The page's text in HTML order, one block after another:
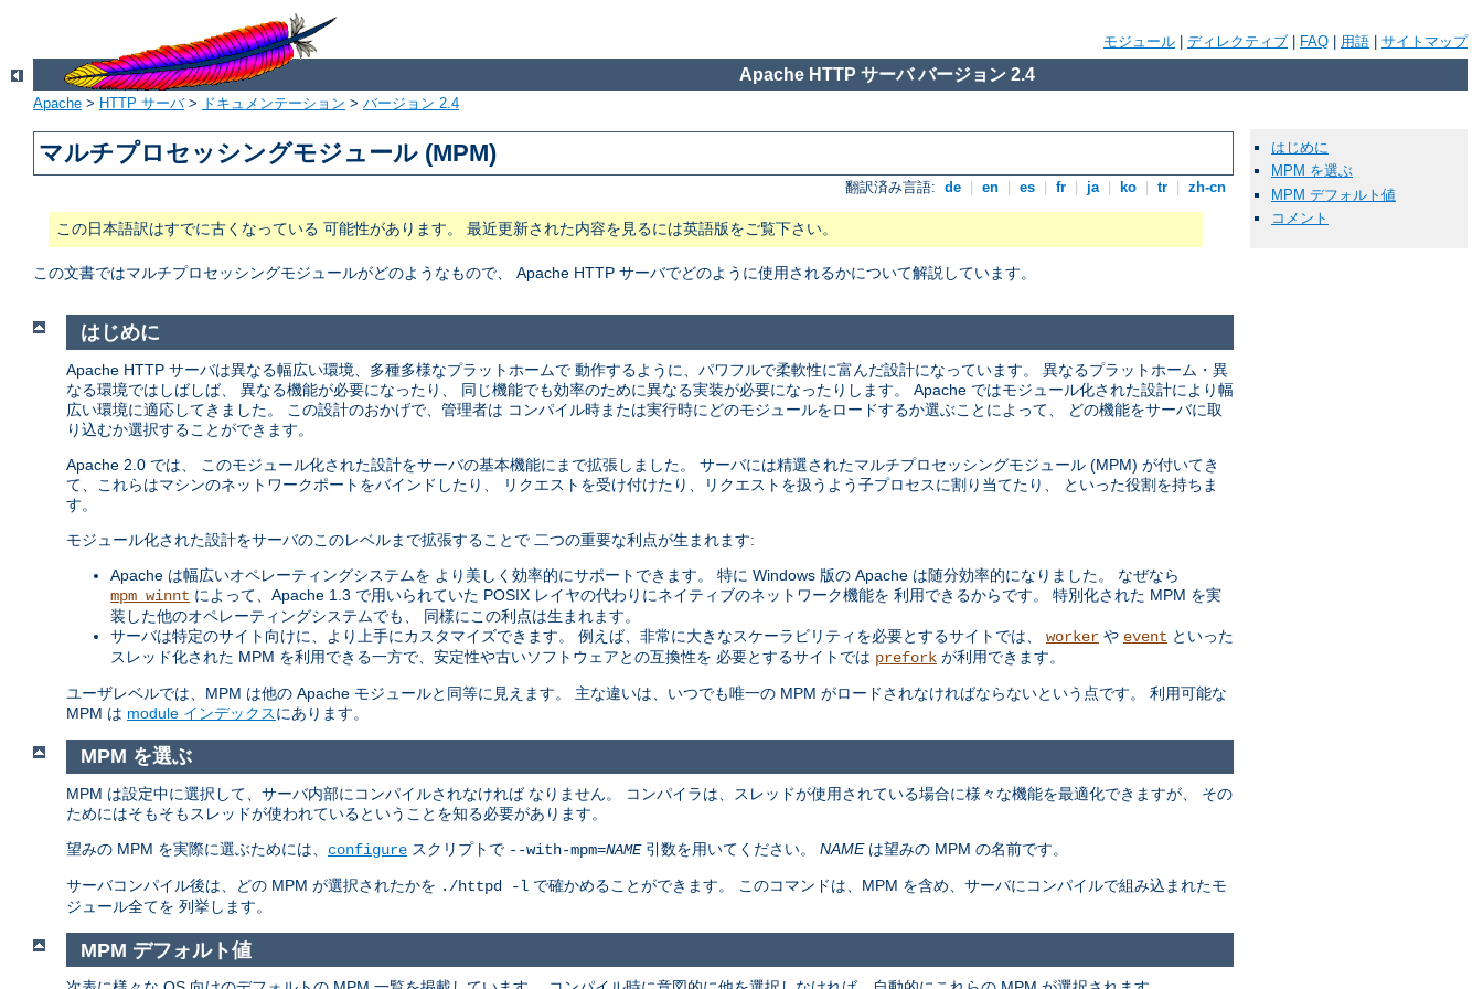
モジュール ディレクティブ FAQ 用語 サイトマップ
Apache HTTP サーバ バージョン 2.4
Apache > HTTP サーバ> ドキュメンテーション > バージョン 2.4
マルチプロセッシングモジュール (MPM)
翻訳済み言語: de en es fr ja ko tr zh-cn
この日本語訳はすでに古くなっている 可能性があります。 最近更新された内容を見るには英語版をご覧下さい。
この文書ではマルチプロセッシングモジュールがどのようなもので、 Apache HTTP サーバでどのように使用されるかについて解説しています。
はじめに
MPM を選ぶ
MPM デフォルト値
コメント
はじめに
Apache HTTP サーバは異なる幅広い環境、多種多様なプラットホームで 動作するように、パワフルで柔軟性に富んだ設計になっています。 異なるプラットホーム・異
なる環境ではしばしば、 異なる機能が必要になったり、 同じ機能でも効率のために異なる実装が必要になったりします。 Apache ではモジュール化された設計により幅
広い環境に適応してきました。 この設計のおかげで、管理者は コンパイル時または実行時にどのモジュールをロードするか選ぶことによって、 どの機能をサーバに取
り込むか選択することができます。
Apache 2.0 では、 このモジュール化された設計をサーバの基本機能にまで拡張しました。 サーバには精選されたマルチプロセッシングモジュール (MPM) が付いてき
て、これらはマシンのネットワークポートをバインドしたり、 リクエストを受け付けたり、リクエストを扱うよう子プロセスに割り当てたり、 といった役割を持ちま
す。
モジュール化された設計をサーバのこのレベルまで拡張することで 二つの重要な利点が生まれます:
Apache は幅広いオペレーティングシステムを より美しく効率的にサポートできます。 特に Windows 版の Apache は随分効率的になりました。 なぜなら
mpm_winnt によって、Apache 1.3 で用いられていた POSIX レイヤの代わりにネイティブのネットワーク機能を 利用できるからです。 特別化された MPM を実
装した他のオペレーティングシステムでも、 同様にこの利点は生まれます。
サーバは特定のサイト向けに、より上手にカスタマイズできます。 例えば、非常に大きなスケーラビリティを必要とするサイトでは、 worker や event といった
スレッド化された MPM を利用できる一方で、安定性や古いソフトウェアとの互換性を 必要とするサイトでは prefork が利用できます。
ユーザレベルでは、MPM は他の Apache モジュールと同等に見えます。 主な違いは、いつでも唯一の MPM がロードされなければならないという点です。 利用可能な
MPM は module インデックスにあります。
MPM を選ぶ
MPM は設定中に選択して、サーバ内部にコンパイルされなければ なりません。 コンパイラは、スレッドが使用されている場合に様々な機能を最適化できますが、 その
ためにはそもそもスレッドが使われているということを知る必要があります。
望みの MPM を実際に選ぶためには、 configure スクリプトで --with-mpm=NAME引数を用いてください。 NAMEは望みの MPM の名前です。
サーバコンパイル後は、どの MPM が選択されたかを ./httpd -l で確かめることができます。 このコマンドは、MPM を含め、サーバにコンパイルで組み込まれたモ
ジュール全てを 列挙します。
MPM デフォルト値